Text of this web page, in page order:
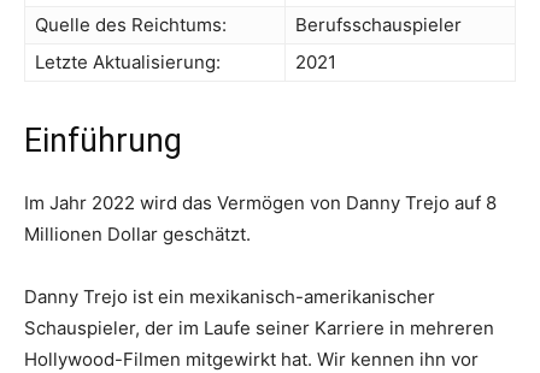
Quelle des Reichtums:
Berufsschauspieler
Letzte Aktualisierung:
2021
Einführung
Im Jahr 2022 wird das Vermögen von Danny Trejo auf 8
Millionen Dollar geschätzt.
Danny Trejo ist ein mexikanisch-amerikanischer
Schauspieler, der im Laufe seiner Karriere in mehreren
Hollywood-Filmen mitgewirkt hat. Wir kennen ihn vor